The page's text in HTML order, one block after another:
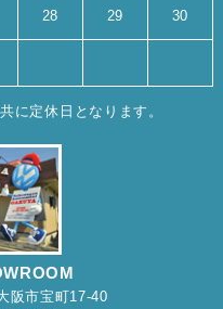
28 29 30
に定休日となります。
阪市宝町17-40